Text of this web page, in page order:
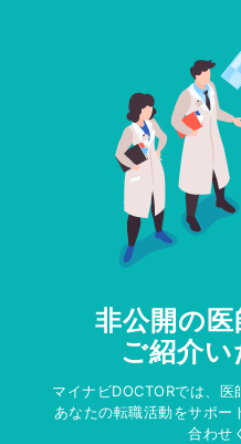
非公開の
ご紹介い
マイナビDOCTORでは、
あなたの転職活動をサポー
合わせ